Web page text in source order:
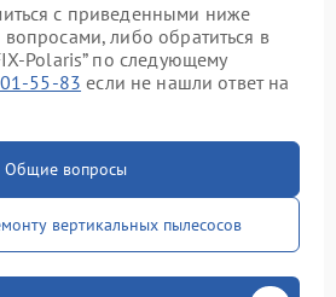
с приведенными ниже
либо обратиться в
Polaris” по следующему
55-83 если не нашли ответ на
Общие вопросы
вертикальных пылесосов